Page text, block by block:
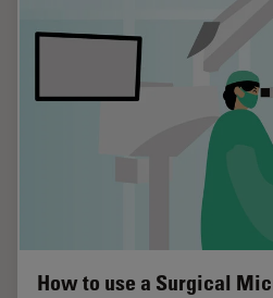
How to use a Surgical